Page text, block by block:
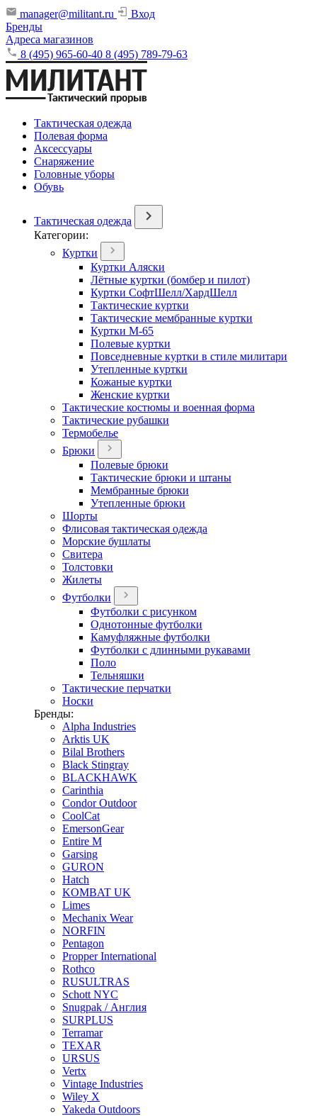
manager@militant.ru
Вход
Бренды
Адреса магазинов
8 (495) 965-60-40 8 (495) 789-79-63
Тактическая одежда
Полевая форма
Аксессуары
Снаряжение
Головные уборы
Обувь
Тактическая одежда
Категории:
Куртки
Куртки Аляски
Лётные куртки (бомбер и пилот)
Куртки СофтШелл/ХардШелл
Тактические куртки
Тактические мембранные куртки
Куртки М-65
Полевые куртки
Повседневные куртки в стиле милитари
Утепленные куртки
Кожаные куртки
Женские куртки
Тактические костюмы и военная форма
Тактические рубашки
Термобелье
Брюки
Полевые брюки
Тактические брюки и штаны
Мембранные брюки
Утепленные брюки
Шорты
Флисовая тактическая одежда
Морские бушлаты
Свитера
Толстовки
Жилеты
Футболки
Футболки с рисунком
Однотонные футболки
Камуфляжные футболки
Футболки с длинными рукавами
Поло
Тельняшки
Тактические перчатки
Носки
Бренды:
Alpha Industries
Arktis UK
Bilal Brothers
Black Stingray
BLACKHAWK
Carinthia
Condor Outdoor
CoolCat
EmersonGear
Entire M
Garsing
GURON
Hatch
KOMBAT UK
Limes
Mechanix Wear
NORFIN
Pentagon
Propper International
Rothco
RUSULTRAS
Schott NYC
Snugpak / Англия
SURPLUS
Terramar
TEXAR
URSUS
Vertx
Vintage Industries
Wiley X
Yakeda Outdoors